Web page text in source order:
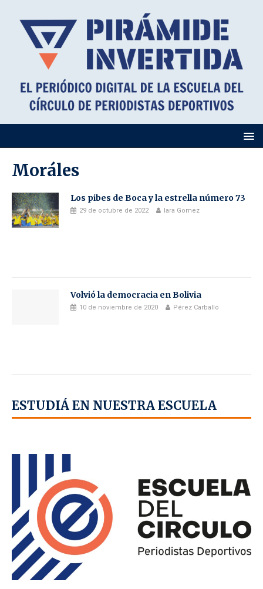
Moráles
Los pibes de Boca y la estrella número 73
29 de octubre de 2022 Iara Gomez
Volvió la democracia en Bolivia
10 de noviembre de 2020 Pérez Carballo
ESTUDIÁ EN NUESTRA ESCUELA